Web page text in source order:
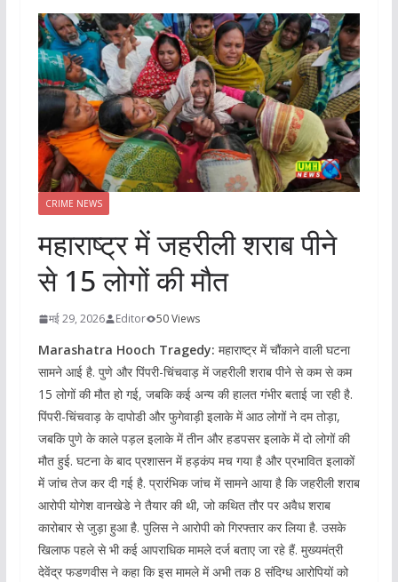
CRIME NEWS
महाराष्‍ट्र में जहरीली शराब पीने
से 15 लोगों की मौत
मई 29, 2026 Editor 50 Views
Marashatra Hooch Tragedy: महाराष्‍ट्र में चौंकाने वाली घटना
सामने आई है. पुणे और पिंपरी-चिंचवाड़ में जहरीली शराब पीने से कम से कम
15 लोगों की मौत हो गई, जबकि कई अन्‍य की हालत गंभीर बताई जा रही है.
पिंपरी-चिंचवाड़ के दापोडी और फुगेवाड़ी इलाके में आठ लोगों ने दम तोड़ा,
जबकि पुणे के काले पड़ल इलाके में तीन और हडपसर इलाके में दो लोगों की
मौत हुई. घटना के बाद प्रशासन में हड़कंप मच गया है और प्रभावित इलाकों
में जांच तेज कर दी गई है. प्रारंभिक जांच में सामने आया है कि जहरीली शराब
आरोपी योगेश वानखेडे ने तैयार की थी, जो कथित तौर पर अवैध शराब
कारोबार से जुड़ा हुआ है. पुलिस ने आरोपी को गिरफ्तार कर लिया है. उसके
खिलाफ पहले से भी कई आपराधिक मामले दर्ज बताए जा रहे हैं. मुख्‍यमंत्री
देवेंद्र फडणवीस ने कहा कि इस मामले में अभी तक 8 संदिग्‍ध आरोपियों को